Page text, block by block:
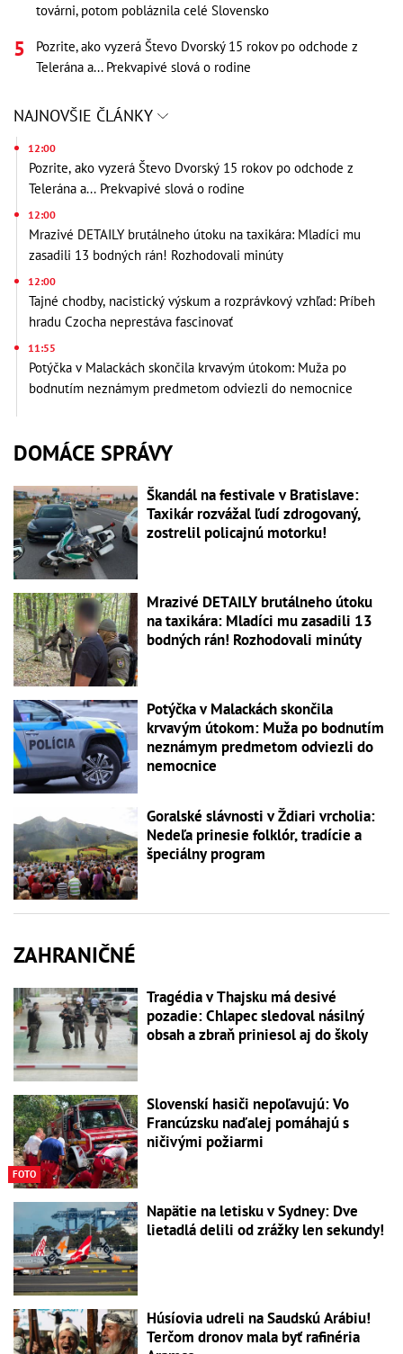
továrni, potom pobláznila celé Slovensko
Pozrite, ako vyzerá Števo Dvorský 15 rokov po odchode z
Telerána a... Prekvapivé slová o rodine
NAJNOVŠIE ČLÁNKY
12:00
Pozrite, ako vyzerá Števo Dvorský 15 rokov po odchode z
Telerána a... Prekvapivé slová o rodine
12:00
Mrazivé DETAILY brutálneho útoku na taxikára: Mladíci mu
zasadili 13 bodných rán! Rozhodovali minúty
12:00
Tajné chodby, nacistický výskum a rozprávkový vzhľad: Príbeh
hradu Czocha neprestáva fascinovať
11:55
Potýčka v Malackách skončila krvavým útokom: Muža po
bodnutím neznámym predmetom odviezli do nemocnice
DOMÁCE SPRÁVY
Škandál na festivale v Bratislave:
Taxikár rozvážal ľudí zdrogovaný,
zostrelil policajnú motorku!
Mrazivé DETAILY brutálneho útoku
na taxikára: Mladíci mu zasadili 13
bodných rán! Rozhodovali minúty
Potýčka v Malackách skončila
krvavým útokom: Muža po bodnutím
neznámym predmetom odviezli do
nemocnice
Goralské slávnosti v Ždiari vrcholia:
Nedeľa prinesie folklór, tradície a
špeciálny program
ZAHRANIČNÉ
Tragédia v Thajsku má desivé
pozadie: Chlapec sledoval násilný
obsah a zbraň priniesol aj do školy
FOTO
Slovenskí hasiči nepoľavujú: Vo
Francúzsku naďalej pomáhajú s
ničivými požiarmi
Napätie na letisku v Sydney: Dve
lietadlá delili od zrážky len sekundy!
Húsíovia udreli na Saudskú Arábiu!
Terčom dronov mala byť rafinéria